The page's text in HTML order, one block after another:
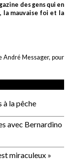
des gens qui en
la mauvaise foi et la
André Messager, pour
à la pêche
avec Bernardino
miraculeux »